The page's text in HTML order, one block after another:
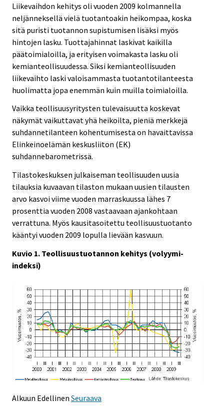
Liikevaihdon kehitys oli vuoden 2009 kolmannella
neljänneksellä vielä tuotantoakin heikompaa, koska
sitä puristi tuotannon supistumisen lisäksi myös
hintojen lasku. Tuottajahinnat laskivat kaikilla
päätoimialoilla, ja erityisen voimakasta lasku oli
kemianteollisuudessa. Siksi kemianteollisuuden
liikevaihto laski valoisammasta tuotantotilanteesta
huolimatta jopa enemmän kuin muilla toimialoilla.
Vaikka teollisuusyritysten tulevaisuutta koskevat
näkymät vaikuttavat yhä heikoilta, pieniä merkkejä
suhdannetilanteen kohentumisesta on havaittavissa
Elinkeinoelämän keskusliiton (EK)
suhdannebarometrissä.
Tilastokeskuksen julkaiseman teollisuuden uusia
tilauksia kuvaavan tilaston mukaan uusien tilausten
arvo kasvoi viime vuoden marraskuussa lähes 7
prosenttia vuoden 2008 vastaavaan ajankohtaan
verrattuna. Myös kausitasoitettu teollisuustuotanto
kääntyi vuoden 2009 lopulla lievään kasvuun.
Kuvio 1. Teollisuustuotannon kehitys (volyymi-
indeksi)
Alkuun Edellinen Seuraava